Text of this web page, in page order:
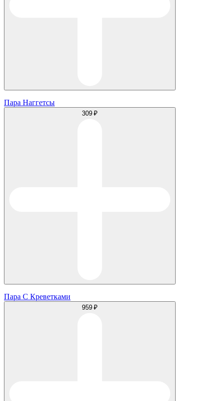
Пара Наггетсы
309 ₽
Пара С Креветками
959 ₽